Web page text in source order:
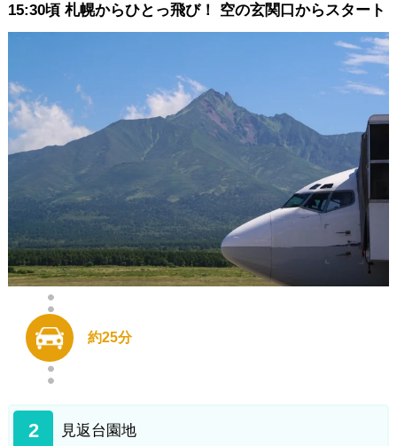
スコトン岬
澄海岬
レブンアツモリソウ群生地
船泊エリア
船泊エリア
利尻らーめん味楽
島の駅 海藻の里利尻
利尻空港
15:30頃 札幌からひとっ飛び！ 空の玄関口からスタート
約25分
2 見返台園地